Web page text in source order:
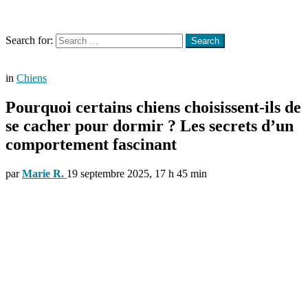
Search for:
Search
in Chiens
Pourquoi certains chiens choisissent-ils de
se cacher pour dormir ? Les secrets d’un
comportement fascinant
par Marie R. 19 septembre 2025, 17 h 45 min